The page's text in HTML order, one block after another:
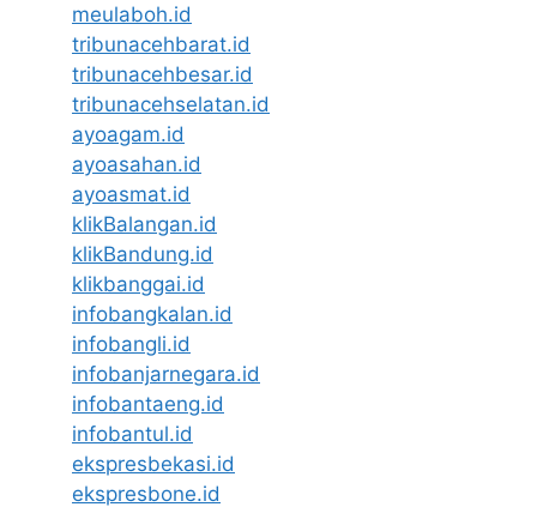
meulaboh.id
tribunacehbarat.id
tribunacehbesar.id
tribunacehselatan.id
ayoagam.id
ayoasahan.id
ayoasmat.id
klikBalangan.id
klikBandung.id
klikbanggai.id
infobangkalan.id
infobangli.id
infobanjarnegara.id
infobantaeng.id
infobantul.id
ekspresbekasi.id
ekspresbone.id